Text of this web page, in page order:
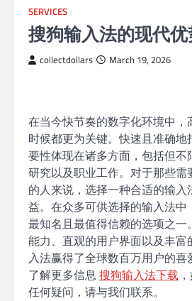
SERVICES
搜狗输入法的现代优
collectdollars March 19, 2026
在当今快节奏的数字化环境中
时候都更为关键。快速且准确
要性体现在诸多方面，包括但
研究以及职业工作。对于那些需
的人来说，选择一种合适的输入
益。在众多可供选择的输入法中
最知名且最值得信赖的选项之一
能力、直观的用户界面以及丰富
入法赢得了全球数百万用户的
了解更多信息搜狗输入法下载
任何疑问，请与我们联系。